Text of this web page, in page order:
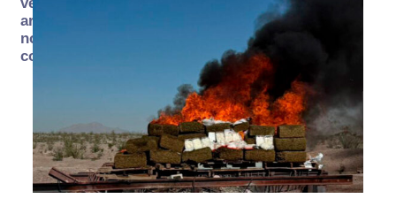
arde… pero
no se
consume